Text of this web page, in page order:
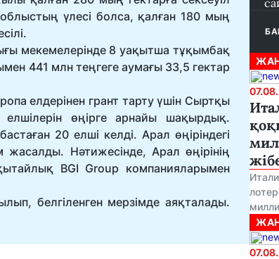
үлесі болса, қалған 180 мың
мекемелерінде 8 уақытша тұқымбақ
441 млн теңгеге аумағы 33,5 гектар
елдерінен грант тарту үшін Сыртқы
елшілерін өңірге арнайы шақырдық.
20 елші келді. Арал өңіріндегі
Нәтижесінде, Арал өңірінің
BGI Group компанияларымен
белгіленген мерзімде аяқталады.